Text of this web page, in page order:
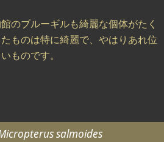
のブルーギルも綺麗な個体がたく
ものは特に綺麗で、やはりあれ位
ものです。
salmoides